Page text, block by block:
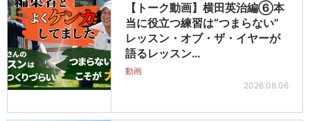
【トーク動画】横田英治編⑥本
当に役立つ練習は“つまらない”
レッスン・オブ・ザ・イヤーが
語るレッスン…
動画
2026.08.06